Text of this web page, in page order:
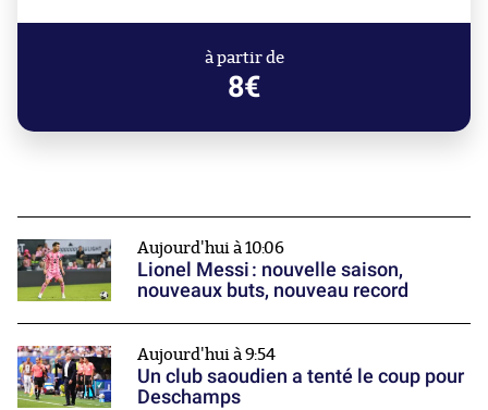
à partir de
8€
Aujourd'hui à 10:06
Lionel Messi : nouvelle saison,
nouveaux buts, nouveau record
Aujourd'hui à 9:54
Un club saoudien a tenté le coup pour
Deschamps